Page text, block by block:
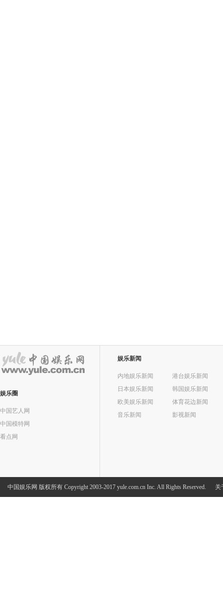
娱乐圈
中国艺人网
中国模特网
看点网
娱乐新闻
内地娱乐新闻
港台娱乐新闻
日本娱乐新闻
韩国娱乐新闻
欧美娱乐新闻
体育花边新闻
音乐新闻
影视新闻
中国娱乐网 版权所有 Copyright 2003-2017 yule.com.cn Inc. All Rights Reserved. 关